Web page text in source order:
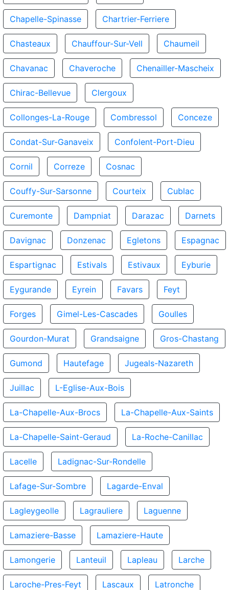
Chapelle-Spinasse Chartrier-Ferriere
Chasteaux Chauffour-Sur-Vell Chaumeil
Chavanac Chaveroche Chenailler-Mascheix
Chirac-Bellevue Clergoux
Collonges-La-Rouge Combressol Conceze
Condat-Sur-Ganaveix Confolent-Port-Dieu
Cornil Correze Cosnac
Couffy-Sur-Sarsonne Courteix Cublac
Curemonte Dampniat Darazac Darnets
Davignac Donzenac Egletons Espagnac
Espartignac Estivals Estivaux Eyburie
Eygurande Eyrein Favars Feyt
Forges Gimel-Les-Cascades Goulles
Gourdon-Murat Grandsaigne Gros-Chastang
Gumond Hautefage Jugeals-Nazareth
Juillac L-Eglise-Aux-Bois
La-Chapelle-Aux-Brocs La-Chapelle-Aux-Saints
La-Chapelle-Saint-Geraud La-Roche-Canillac
Lacelle Ladignac-Sur-Rondelle
Lafage-Sur-Sombre Lagarde-Enval
Lagleygeolle Lagrauliere Laguenne
Lamaziere-Basse Lamaziere-Haute
Lamongerie Lanteuil Lapleau Larche
Laroche-Pres-Feyt Lascaux Latronche